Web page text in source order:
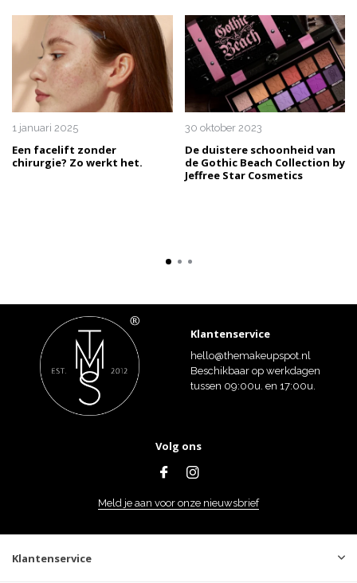
1 januari 2025
Een facelift zonder
chirurgie? Zo werkt het.
30 oktober 2023
De duistere schoonheid van
de Gothic Beach Collection by
Jeffree Star Cosmetics
Klantenservice
hello@themakeupspot.nl
Beschikbaar op werkdagen
tussen 09:00u. en 17:00u.
Volg ons
Meld je aan voor onze nieuwsbrief
Klantenservice